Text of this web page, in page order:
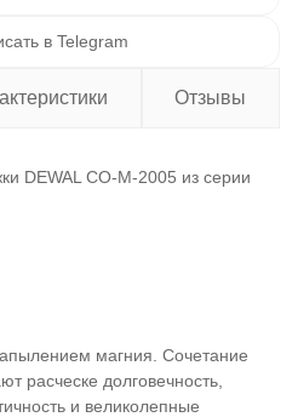
в Telegram
Отзывы
DEWAL CO-M-2005 из серии
магния. Сочетание
расческе долговечность,
и великолепные